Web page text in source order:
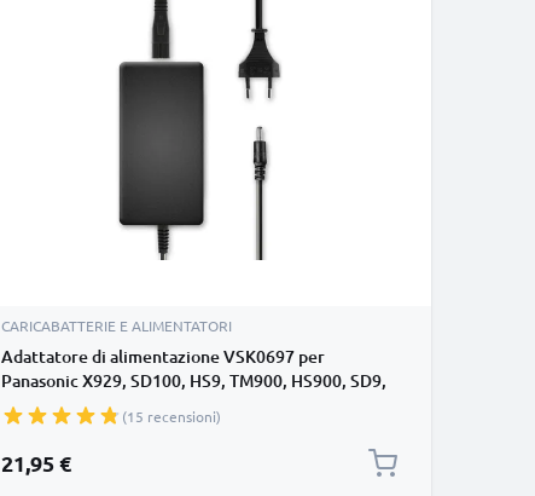
CARICABATTERIE E ALIMENTATORI
Adattatore di alimentazione VSK0697 per
Panasonic X929, SD100, HS9, TM900, HS900, SD9,
SD900, SD800, K2GJ2DC00011 batteria finta
dummy, DC coupler per una fonte di corrente
continua
(15 recensioni)
21,95 €